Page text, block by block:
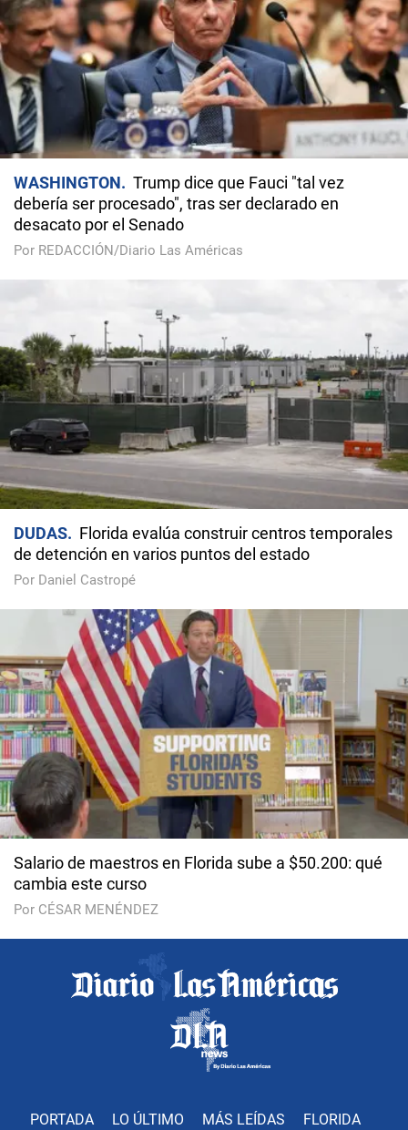
WASHINGTON
Trump dice que Fauci "tal vez
debería ser procesado", tras ser declarado en
desacato por el Senado
Por REDACCIÓN/Diario Las Américas
DUDAS
Florida evalúa construir centros temporales
de detención en varios puntos del estado
Por Daniel Castropé
Salario de maestros en Florida sube a $50.200: qué
cambia este curso
Por CÉSAR MENÉNDEZ
PORTADA LO ÚLTIMO MÁS LEÍDAS FLORIDA